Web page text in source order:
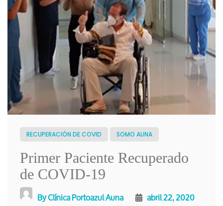
RECUPERACIÓN DE COVID SOMO AUNA
Primer Paciente Recuperado
de COVID-19
ByClínica Portoazul Auna abril 22, 2020